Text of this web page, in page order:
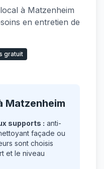
à Matzenheim
en entretien de
gratuit
Matzenheim
supports : anti-
façade ou
sont choisis
et le niveau